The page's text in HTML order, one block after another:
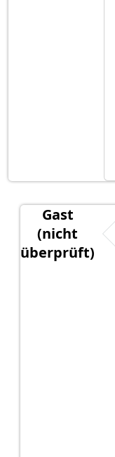
Gast
(nicht
überprüft)